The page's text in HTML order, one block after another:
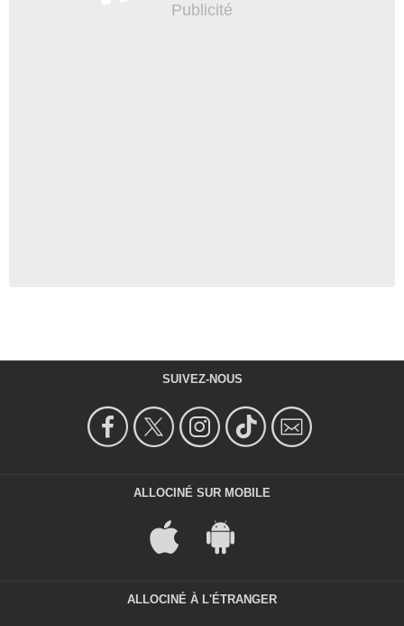
SUIVEZ-NOUS
ALLOCINÉ SUR MOBILE
ALLOCINÉ À L'ÉTRANGER